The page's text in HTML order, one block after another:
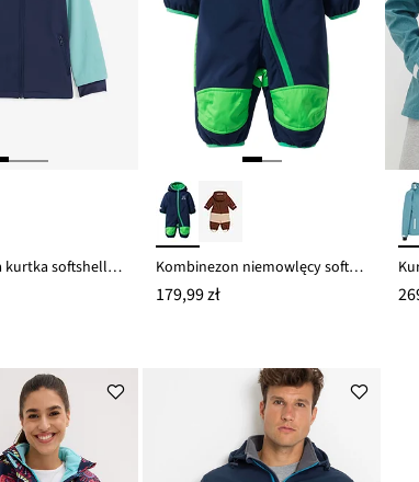
Hydrofobowa kurtka softshellowa z ocieplaniem Kombinezon niemowlęcy softshell z polarem i kapturem
179,99 zł